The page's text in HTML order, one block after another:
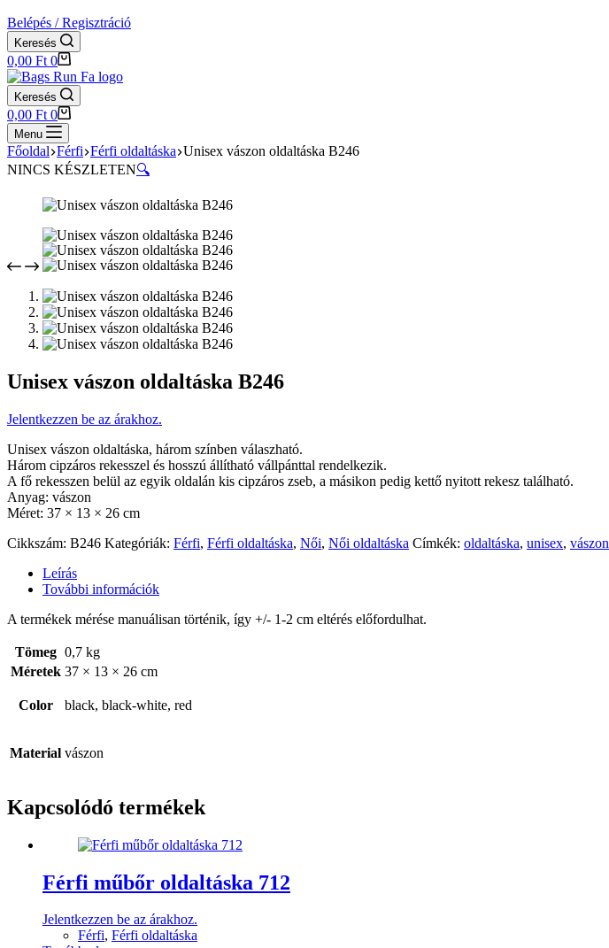
Belépés / Regisztráció
Keresés
Shopping
cart
0,00 Ft 0
Keresés
Shopping
cart
0,00 Ft 0
Menu
Főoldal Férfi Férfi oldaltáska Unisex vászon oldaltáska B246
NINCS KÉSZLETEN🔍
Unisex vászon oldaltáska B246
Jelentkezzen be az árakhoz.
Unisex vászon oldaltáska, három színben válaszható.
Három cipzáros rekesszel és hosszú állítható vállpánttal rendelkezik.
A fő rekesszen belül az egyik oldalán kis cipzáros zseb, a másikon pedig kettő nyitott rekesz található.
Anyag: vászon
Méret: 37 × 13 × 26 cm
Cikkszám: B246 Kategóriák: Férfi, Férfi oldaltáska, Női, Női oldaltáska Címkék: oldaltáska, unisex, vászon
Leírás
További információk
A termékek mérése manuálisan történik, így +/- 1-2 cm eltérés előfordulhat.
Tömeg 0,7 kg
Méretek 37 × 13 × 26 cm
Color black, black-white, red
Material vászon
Kapcsolódó termékek
Férfi műbőr oldaltáska 712
Jelentkezzen be az árakhoz.
Férfi, Férfi oldaltáska